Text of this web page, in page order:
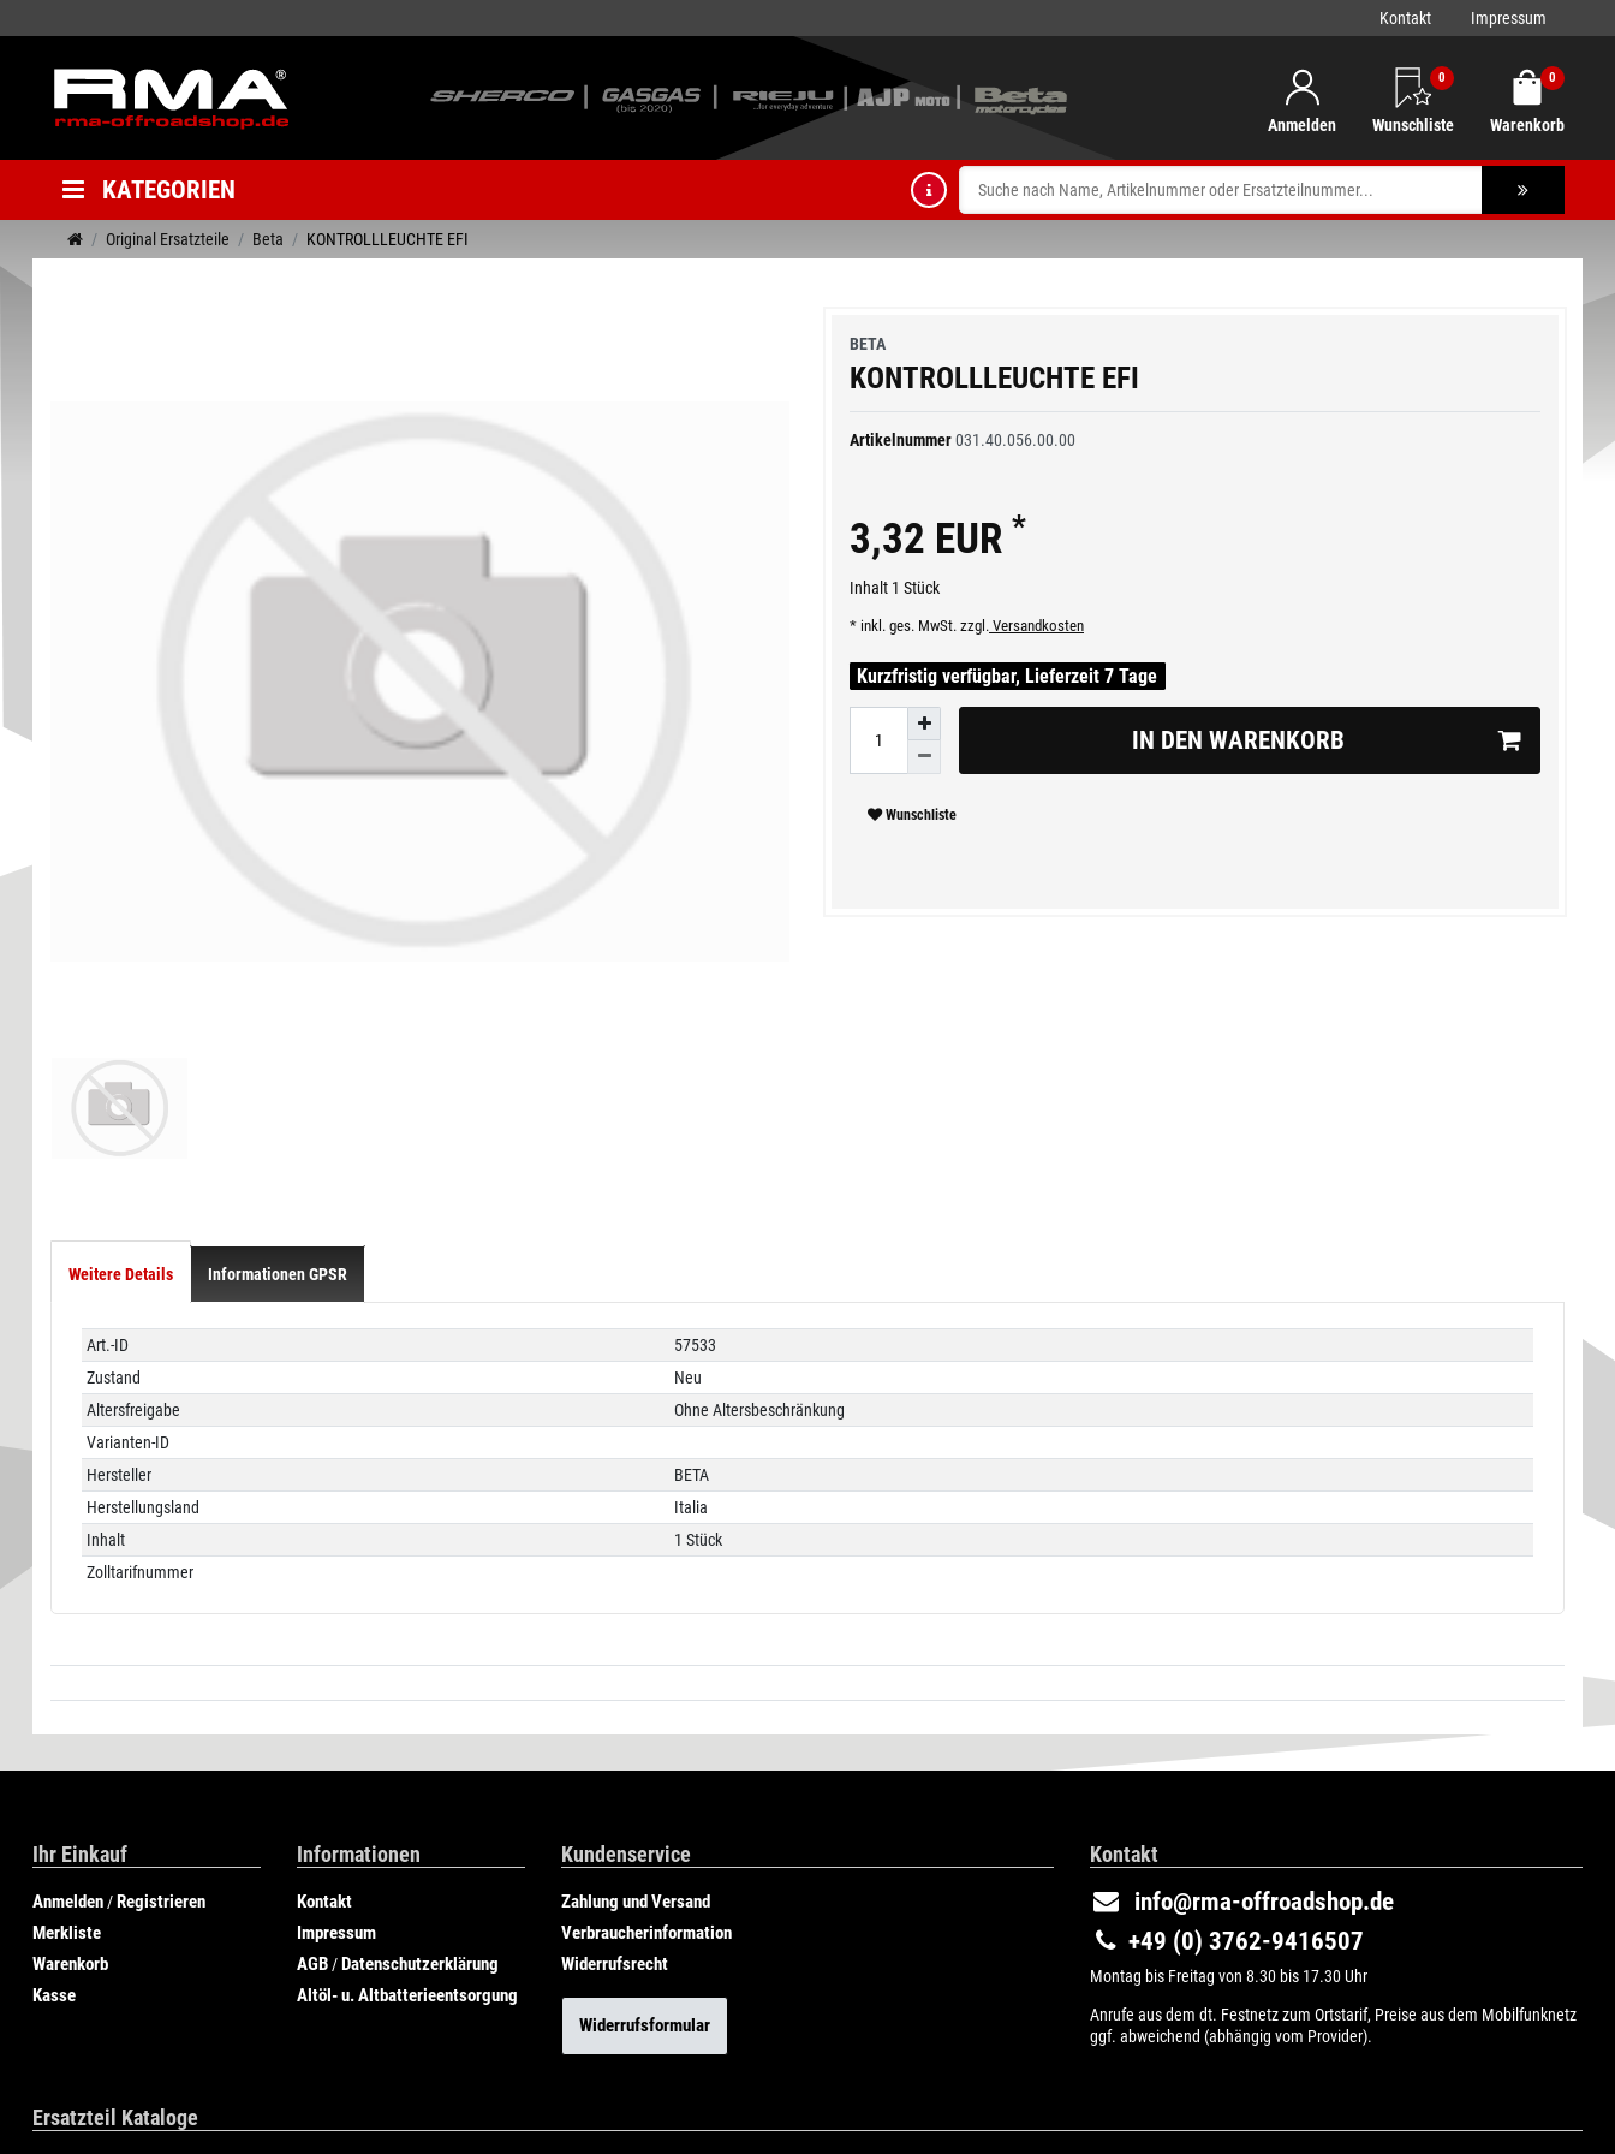
Kontakt Impressum
Anmelden
0
Wunschliste
0
Warenkorb
KATEGORIEN
Original Ersatzteile Beta KONTROLLLEUCHTE EFI
BETA
KONTROLLLEUCHTE EFI
Artikelnummer031.40.056.00.00
3,32 EUR *
Inhalt 1 Stück
* inkl. ges. MwSt. zzgl. Versandkosten
Kurzfristig verfügbar, Lieferzeit 7 Tage
IN DEN WARENKORB
Wunschliste
Weitere Details Informationen GPSR
Technisches
Merkmal
Wert
Art.-ID
57533
Zustand
Neu
Altersfreigabe
Ohne Altersbeschränkung
Varianten-ID
Hersteller
BETA
Herstellungsland
Italia
Inhalt
1 Stück
Zolltarifnummer
Ihr Einkauf
Anmelden /Registrieren
Merkliste
Warenkorb
Kasse
Informationen
Kontakt
Impressum
AGB /Datenschutzerklärung
Altöl- u. Altbatterieentsorgung
Kundenservice
Zahlung und Versand
Verbraucherinformation
Widerrufsrecht
Widerrufsformular
Kontakt
info@rma-offroadshop.de
+49 (0) 3762-9416507
Montag bis Freitag von 8.30 bis 17.30 Uhr
Anrufe aus dem dt. Festnetz zum Ortstarif, Preise aus dem Mobilfunknetz
ggf. abweichend (abhängig vom Provider).
Ersatzteil Kataloge